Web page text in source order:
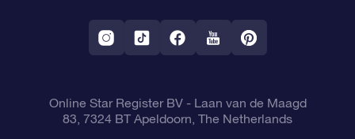
Aplicativo RV Fly me to the stars
Constelações
Online Star Register BV- Laan van de Maagd
83, 7324 BT Apeldoorn, The Netherlands